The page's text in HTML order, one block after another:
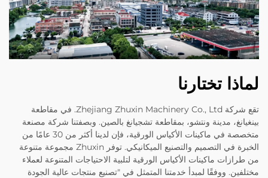
لماذا تختارنا
تقع شركة Zhejiang Zhuxin Machinery Co., Ltd. في مقاطعة
بينغيانغ، مدينة ونتشو، بمقاطعة تشجيانغ بالصين. وبصفتنا شركة مصنعة
متخصصة في ماكينات الأكياس الورقية، فإن لدينا أكثر من 30 عامًا من
الخبرة في التصميم والتصنيع الميكانيكي. توفر Zhuxin مجموعة متنوعة
من طرازات ماكينات الأكياس الورقية لتلبية الاحتياجات المتنوعة لعملاء
مختلفين. ووفقًا لمبدأ خدمتنا المتمثل في "تصنيع منتجات عالية الجودة